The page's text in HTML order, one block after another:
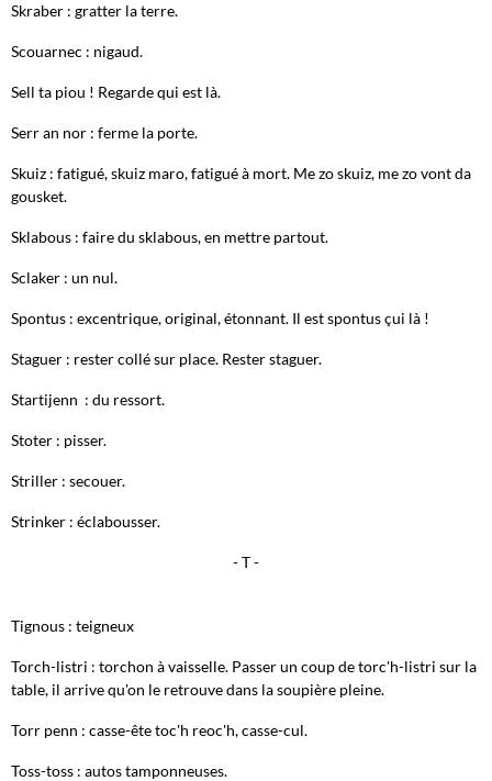
Skraber : gratter la terre.
Scouarnec : nigaud.
Sell ta piou ! Regarde qui est là.
Serr an nor : ferme la porte.
Skuiz : fatigué, skuiz maro, fatigué à mort. Me zo skuiz, me zo vont da
gousket.
Sklabous : faire du sklabous, en mettre partout.
Sclaker : un nul.
Spontus : excentrique, original, étonnant. Il est spontus çui là !
Staguer : rester collé sur place. Rester staguer.
Startijenn : du ressort.
Stoter : pisser.
Striller : secouer.
Strinker : éclabousser.
- T -
Tignous : teigneux
Torch-listri : torchon à vaisselle. Passer un coup de torc'h-listri sur la
table, il arrive qu'on le retrouve dans la soupière pleine.
Torr penn : casse-ête toc'h reoc'h, casse-cul.
Toss-toss : autos tamponneuses.